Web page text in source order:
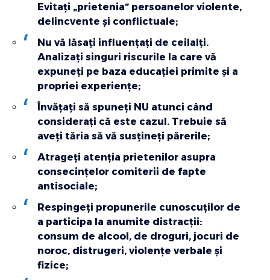
Evitaţi „prietenia” persoanelor violente,
delincvente şi conflictuale;
Nu vă lăsaţi influenţaţi de ceilalţi.
Analizaţi singuri riscurile la care vă
expuneţi pe baza educaţiei primite şi a
propriei experienţe;
Învăţaţi să spuneţi NU atunci când
consideraţi că este cazul. Trebuie să
aveţi tăria să vă susţineţi părerile;
Atrageţi atenţia prietenilor asupra
consecinţelor comiterii de fapte
antisociale;
Respingeţi propunerile cunoscuţilor de
a participa la anumite distracţii:
consum de alcool, de droguri, jocuri de
noroc, distrugeri, violenţe verbale şi
fizice;